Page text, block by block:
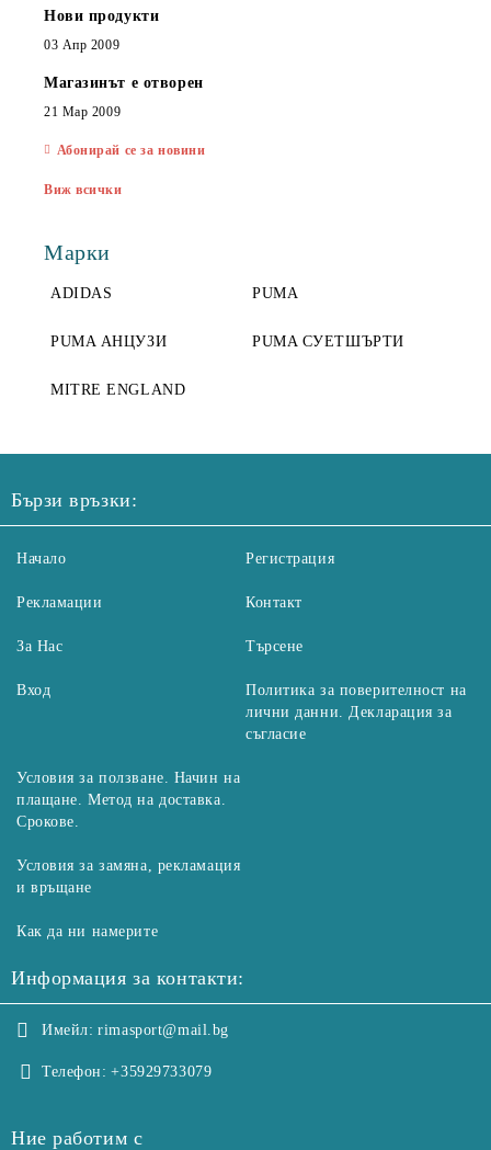
Нови продукти
03 Апр 2009
Магазинът е отворен
21 Мар 2009
Абонирай се за новини
Виж всички
Марки
ADIDAS PUMA
PUMA АНЦУЗИ PUMA СУЕТШЪРТИ
MITRE ENGLAND
Бързи връзки:
Начало
Рекламации
За Нас
Вход
Регистрация
Контакт
Търсене
Политика за поверителност на
лични данни. Декларация за
съгласие
Условия за ползване. Начин на
плащане. Метод на доставка.
Срокове.
Условия за замяна, рекламация
и връщане
Как да ни намерите
Информация за контакти:
Имейл: rimasport@mail.bg
Телефон: +35929733079
Ние работим с